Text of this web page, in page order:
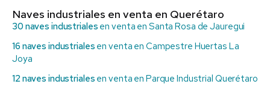
Naves industriales en venta en Querétaro
30 naves industriales en venta en Santa Rosa de Jauregui
16 naves industriales en venta en Campestre Huertas La
Joya
12 naves industriales en venta en Parque Industrial Querétaro